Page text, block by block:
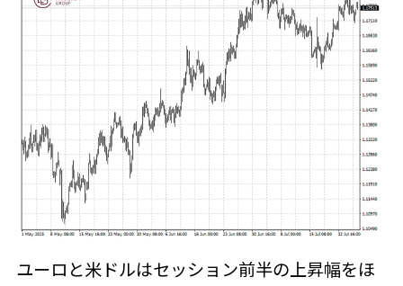
ユーロと米ドルはセッション前半の上昇幅をほ